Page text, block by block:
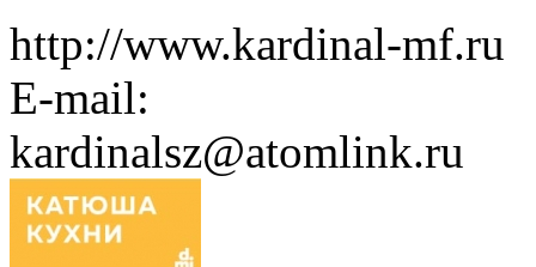
http://www.kardinal-mf.ru
E-mail:
kardinalsz@atomlink.ru